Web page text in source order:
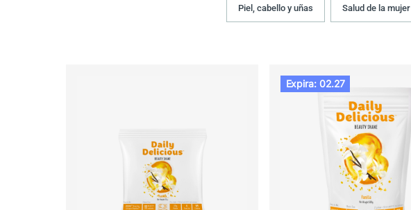
Piel, cabello y uñas Salud de la mujer
Expira: 02.27